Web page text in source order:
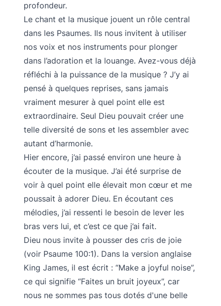
profondeur.
Le chant et la musique jouent un rôle central
dans les Psaumes. Ils nous invitent à utiliser
nos voix et nos instruments pour plonger
dans l’adoration et la louange. Avez-vous déjà
réfléchi à la puissance de la musique ? J’y ai
pensé à quelques reprises, sans jamais
vraiment mesurer à quel point elle est
extraordinaire. Seul Dieu pouvait créer une
telle diversité de sons et les assembler avec
autant d’harmonie.
Hier encore, j’ai passé environ une heure à
écouter de la musique. J’ai été surprise de
voir à quel point elle élevait mon cœur et me
poussait à adorer Dieu. En écoutant ces
mélodies, j’ai ressenti le besoin de lever les
bras vers lui, et c’est ce que j’ai fait.
Dieu nous invite à pousser des cris de joie
(voir Psaume 100:1). Dans la version anglaise
King James, il est écrit : “Make a joyful noise”,
ce qui signifie “Faites un bruit joyeux”, car
nous ne sommes pas tous dotés d'une belle